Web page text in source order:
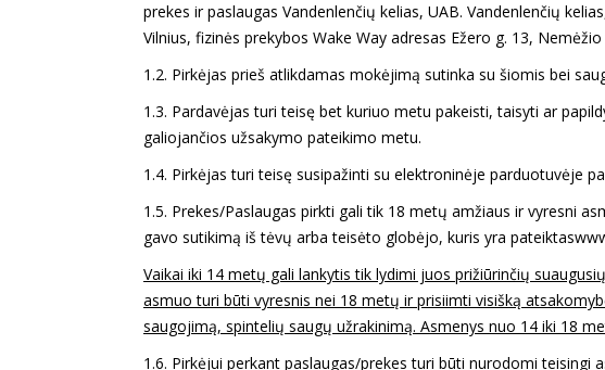
prekes ir paslaugas Vandenlenčių kelias, UAB. Vandenlenčių
Vilnius, fizinės prekybos Wake Way adresas Ežero g. 13,
1.2. Pirkėjas prieš atlikdamas mokėjimą sutinka su šiomis bei
1.3. Pardavėjas turi teisę bet kuriuo metu pakeisti, taisyti ar
galiojančios užsakymo pateikimo metu.
1.4. Pirkėjas turi teisę susipažinti su elektroninėje parduotuvėje
1.5. Prekes/Paslaugas pirkti gali tik 18 metų amžiaus ir vyresni
gavo sutikimą iš tėvų arba teisėto globėjo, kuris yra pateiktas
Vaikai iki 14 metų gali lankytis tik lydimi juos prižiūrinčių
asmuo turi būti vyresnis nei 18 metų ir prisiimti visišką
saugojimą, spintelių saugų užrakinimą. Asmenys nuo 14 iki 18
1.6. Pirkėjui perkant paslaugas/prekes turi būti nurodomi